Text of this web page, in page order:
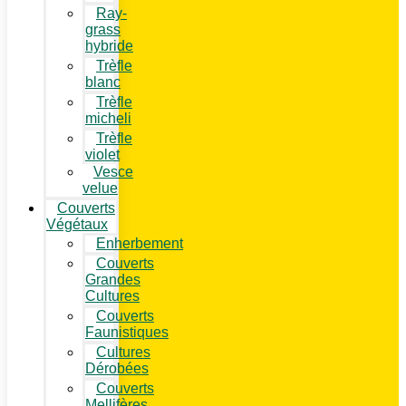
Ray-
grass
hybride
Trèfle
blanc
Trèfle
micheli
Trèfle
violet
Vesce
velue
Couverts
Végétaux
Enherbement
Couverts
Grandes
Cultures
Couverts
Faunistiques
Cultures
Dérobées
Couverts